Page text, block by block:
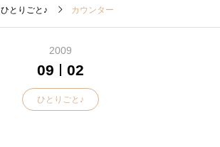
ひとりごと♪ カウンター
2009
09 02
ひとりごと♪